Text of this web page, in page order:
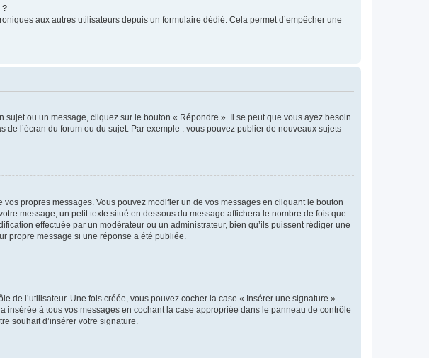
?
aux autres utilisateurs depuis un formulaire dédié. Cela permet d’empêcher une
ou un message, cliquez sur le bouton « Répondre ». Il se peut que vous ayez besoin
l’écran du forum ou du sujet. Par exemple : vous pouvez publier de nouveaux sujets
propres messages. Vous pouvez modifier un de vos messages en cliquant le bouton
message, un petit texte situé en dessous du message affichera le nombre de fois que
effectuée par un modérateur ou un administrateur, bien qu’ils puissent rédiger une
propre message si une réponse a été publiée.
de l’utilisateur. Une fois créée, vous pouvez cocher la case « Insérer une signature »
à tous vos messages en cochant la case appropriée dans le panneau de contrôle
souhait d’insérer votre signature.